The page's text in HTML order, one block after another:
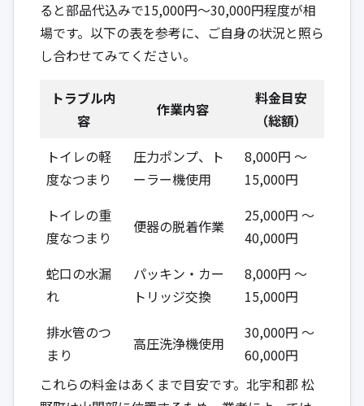
ると部品代込みで15,000円～30,000円程度が相
場です。以下の表を参考に、ご自身の状況と照ら
し合わせてみてください。
トラブル内
容
作業内容
料金目安
（総額）
トイレの軽
度なつまり
圧力ポンプ、ト
ーラー機使用
8,000円 ～
15,000円
トイレの重
度なつまり
便器の脱着作業
25,000円 ～
40,000円
蛇口の水漏
れ
パッキン・カー
トリッジ交換
8,000円 ～
15,000円
排水管のつ
まり
高圧洗浄機使用
30,000円 ～
60,000円
これらの料金はあくまで目安です。北宇和郡 松